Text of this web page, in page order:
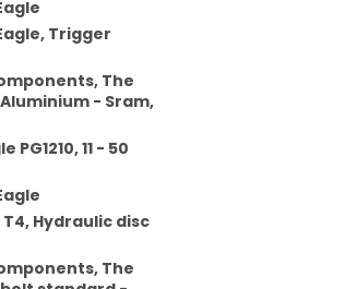
Trigger
The
- Sram,
PG1210, 11 - 50
T4, Hydraulic disc
The